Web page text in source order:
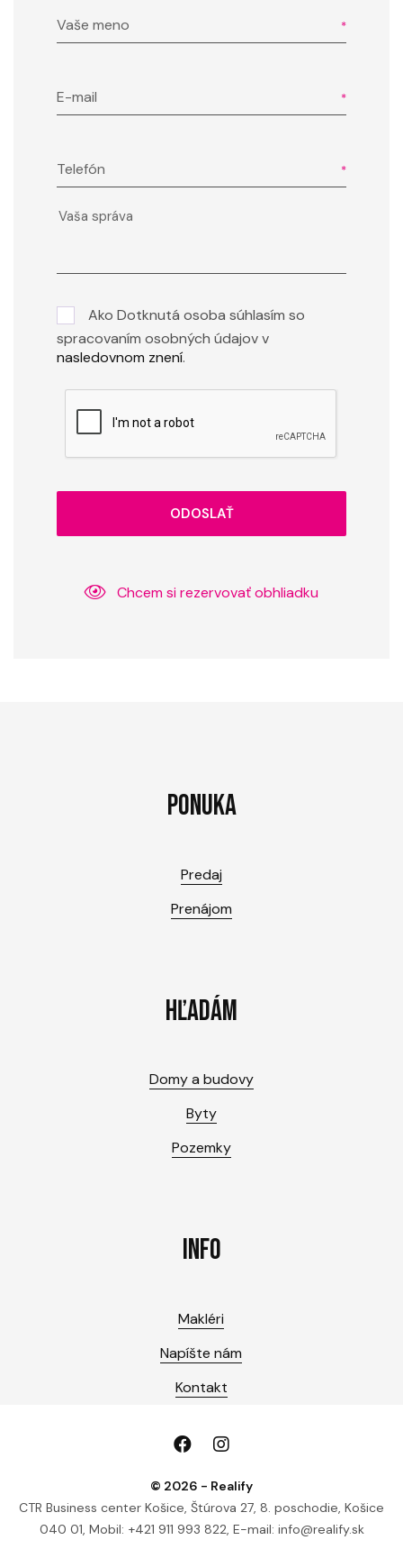
Vaše meno
E-mail
Telefón
Ako Dotknutá osoba súhlasím so
spracovaním osobných údajov v
nasledovnom znení.
ODOSLAŤ
Chcem si rezervovať obhliadku
PONUKA
Predaj
Prenájom
HĽADÁM
Domy a budovy
Byty
Pozemky
INFO
Makléri
Napíšte nám
Kontakt
© 2026 - Realify
CTR Business center Košice, Štúrova 27, 8. poschodie, Košice
040 01, Mobil: +421 911 993 822, E-mail: info@realify.sk